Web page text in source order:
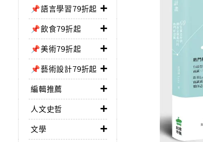
📌語言學習79折起
📌飲食79折起
📌美術79折起
📌藝術設計79折起
編輯推薦
人文史哲
文學